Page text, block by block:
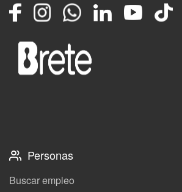
FacebookInstagramWhatsappLinkedInYouTube
TikTok
Personas
Buscar empleo